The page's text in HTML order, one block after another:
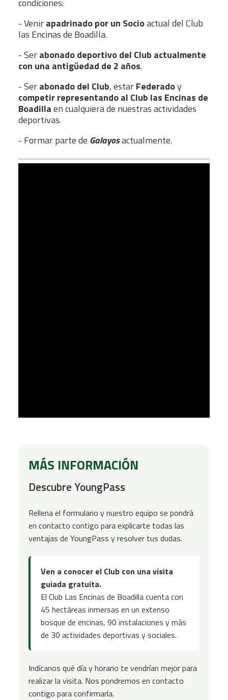
- Venirapadrinado por un Socioactual del Club
las Encinas de Boadilla.
- Serabonado deportivo del Club actualmente
con una antigüedad de 2 años.
- Serabonado del Club, estarFederadoy
competir representando al Club las Encinas de
Boadillaen cualquiera de nuestras actividades
deportivas.
- Formar parte de Galayosactualmente.
MÁS INFORMACIÓN
Descubre YoungPass
Rellena el formulario y nuestro equipo se pondrá
en contacto contigo para explicarte todas las
ventajas de YoungPass y resolver tus dudas.
Ven a conocer el Club con una visita
guiada gratuita.
El Club Las Encinas de Boadilla cuenta con
45 hectáreas inmersas en un extenso
bosque de encinas, 90 instalaciones y más
de 30 actividades deportivas y sociales.
Indícanos qué día y horario te vendrían mejor para
realizar la visita. Nos pondremos en contacto
contigo para confirmarla.